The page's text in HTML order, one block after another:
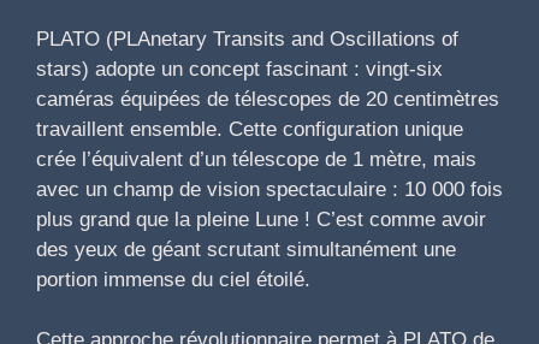
PLATO (PLAnetary Transits and Oscillations of
stars) adopte un concept fascinant : vingt-six
caméras équipées de télescopes de 20 centimètres
travaillent ensemble. Cette configuration unique
crée l’équivalent d’un télescope de 1 mètre, mais
avec un champ de vision spectaculaire : 10 000 fois
plus grand que la pleine Lune ! C’est comme avoir
des yeux de géant scrutant simultanément une
portion immense du ciel étoilé.